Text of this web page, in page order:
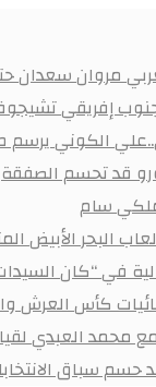
مروان سعدان
إفريقي
الكوني
سام
البحر الأبيض
في “كان
كأس العرش
محمد العبدي
حسم سباق